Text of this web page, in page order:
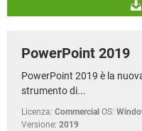
PowerPoint 2019
PowerPoint 2019 è la
strumento di...
Licenza: Commercial OS:
Versione: 2019